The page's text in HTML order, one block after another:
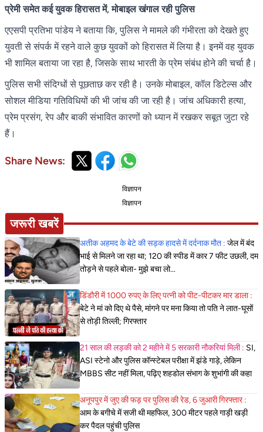
प्रेमी समेत कई युवक हिरासत में, मोबाइल खंगाल रही पुलिस
एएसपी प्रतिभा पांडेय ने बताया कि, पुलिस ने मामले की गंभीरता को देखते हुए
युवती से संपर्क में रहने वाले कुछ युवकों को हिरासत में लिया है। इनमें वह युवक
भी शामिल बताया जा रहा है, जिसके साथ भारती के प्रेम संबंध होने की चर्चा है।
पुलिस सभी संदिग्धों से पूछताछ कर रही है। उनके मोबाइल, कॉल डिटेल्स और
सोशल मीडिया गतिविधियों की भी जांच की जा रही है। जांच अधिकारी हत्या,
प्रेम प्रसंग, रेप और बाकी संभावित कारणों को ध्यान में रखकर सबूत जुटा रहे
हैं।
Share News:
विज्ञापन
विज्ञापन
जरूरी खबरें
अतीक अहमद के बेटे की सड़क हादसे में दर्दनाक मौत : जेल में बंद
भाई से मिलने जा रहा था; 120 की स्पीड में कार 7 फीट उछली, दम
तोड़ने से पहले बोला- मुझे बचा लो...
डिंडौरी में 1000 रुपए के लिए पत्नी को पीट-पीटकर मार डाला :
बेटे ने मां को दिए थे पैसे, मांगने पर मना किया तो पति ने लात-घूसों
से तोड़ी तिल्ली; गिरफ्तार
21 साल की लड़की को 2 महीने में 5 सरकारी नौकरियां मिली : SI,
ASI स्टेनो और पुलिस कॉन्स्टेबल परीक्षा में झंडे गाड़े, लेकिन
MBBS सीट नहीं मिला, पढ़िए शहडोल संभाग के शुभांगी की कहा
अनूपपुर में जुए की फड़ पर पुलिस की रेड, 6 जुआरी गिरफ्तार :
आम के बगीचे में सजी थी महफिल, 300 मीटर पहले गाड़ी खड़ी
कर पैदल पहुंची पुलिस